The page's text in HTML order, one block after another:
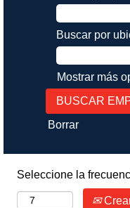
Buscar por
Mostrar más
Borrar
Seleccione la